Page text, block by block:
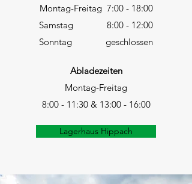
Montag-Freitag 7:00 - 18:00
Samstag 8:00 - 12:00
Sonntag geschlossen
Abladezeiten
Montag-Freitag
8:00 - 11:30 & 13:00 - 16:00​
Lagerhaus Hippach